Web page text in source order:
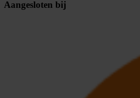
Aangesloten bij